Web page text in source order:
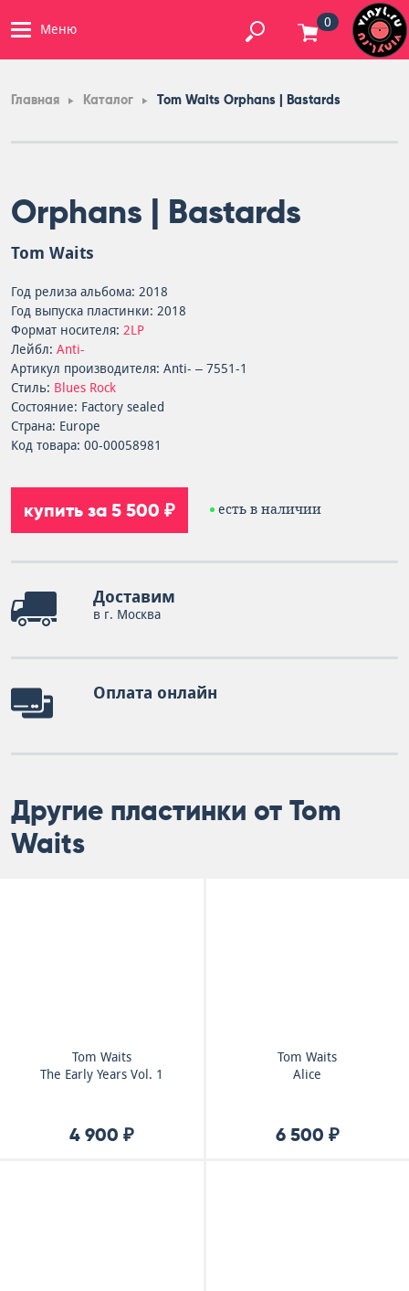
Меню 0
Главная Каталог Tom Waits Orphans | Bastards
Orphans | Bastards
Tom Waits
Год релиза альбома: 2018
Год выпуска пластинки: 2018
Формат носителя: 2LP
Лейбл: Anti-
Артикул производителя: Anti- – 7551-1
Стиль: Blues Rock
Состояние: Factory sealed
Страна: Europe
Код товара: 00-00058981
купить за 5 500 ₽ есть в наличии
Доставим
в г. Москва
Оплата онлайн
Другие пластинки от Tom
Waits
Tom Waits
The Early Years Vol. 1
4 900 ₽
Tom Waits
Alice
6 500 ₽